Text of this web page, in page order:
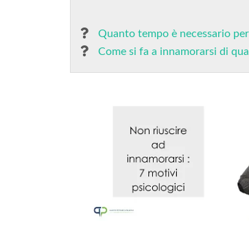
Quanto tempo è necessario
Come si fa a innamorarsi di